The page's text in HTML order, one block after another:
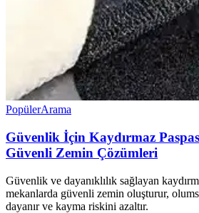
PopülerArama
Güvenlik İçin Kaydırmaz
Güvenli Zemin Çözümleri
Güvenlik ve dayanıklılık sağlayan
mekanlarda güvenli zemin oluşturur,
dayanır ve kayma riskini azaltır.